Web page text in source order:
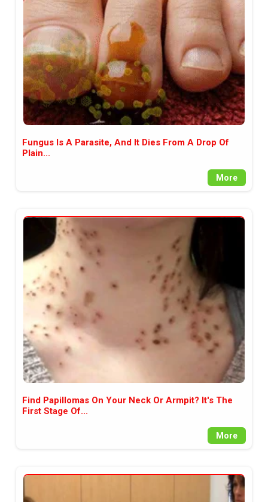
аудитория, затова държим на
прозрачност и коректност от
наша страна. Поднасяме ви
новините такива, каквито са. В
пълния си потенциал.
Fungus Is A Parasite, And It Dies From A Drop Of
Plain...
More
Find Papillomas On Your Neck Or Armpit? It's The
First Stage Of...
More